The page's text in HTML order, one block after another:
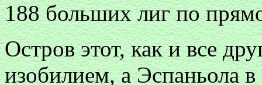
188 больших лиг по
Остров этот, как и все
изобилием, а Эспаньола